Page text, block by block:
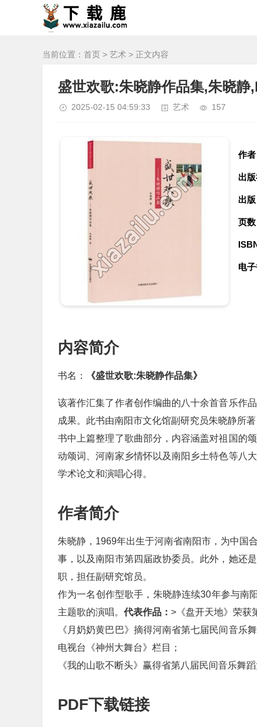
当前位置： 首页 > 艺术 > 正文内容
盛世欢歌:朱晓静作品集,朱晓静
2025-02-15 04:59:33 艺术 157
作者
出版
出版
页数
电子
内容简介
书名： 《盛世欢歌:朱晓静作品集》
该著作汇集了作者创作编曲的八十余首音乐作
成果。此书由南阳市文化馆副研究员朱晓静所
书中上篇整理了歌曲部分，内容涵盖对祖国的
动颂词、河南家乡情怀以及南阳乡土特色等八
学术论文和演唱心得。
作者简介
朱晓静，1969年出生于河南省南阳市，为中国
事，以及南阳市第四届政协委员。此外，她还
职，担任副研究馆员。
作为一名创作型歌手，朱晓静连续30年参与南
主题歌的演唱。 代表作品： >《盘开天地》荣获
《月奶奶黄巴巴》摘得河南省第七届民间音乐
电视台《神州大舞台》栏目；
《我的山歌不断头》赢得省第八届民间音乐舞
PDF下载链接